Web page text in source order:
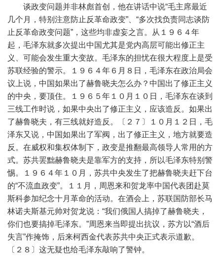
谈政变问题并非林彪首创，他在讲话中说“毛主席最近
几个月，特别注意防止反革命政变”、“多次找负责同志谈防
止反革命政变问题”，这些均非虚妄之言。从１９６４年
起，毛泽东就多次提出中国尤其是党内高层可能出修正主
义、可能会发生重大变故。毛泽东的担忧在很大程度上是受
苏联经验的警示。１９６４年６月８日，毛泽东在政治局会
议上说，中国如果出了赫鲁晓夫怎么办？中国出了修正主义
的中央，要顶住。１９６５年１０月１０日，毛泽东在谈到
三线工作时说，如果中央出了修正主义，应该造反。如果出
了赫鲁晓夫，有三线就好造反。〔２７〕１０月１２日，毛
泽东又说，中国如果出了军阀，出了修正主义，地方就要造
反。在威权和集权体制下，政变是推翻最高领导人常用的方
式。苏共罢黜赫鲁晓夫是靠军方的支持，所以毛泽东特别警
惕。１９６４年１０月，苏共中央发生了把赫鲁晓夫赶下台
的“不流血政变”。１１月，周恩来和贺龙率中国代表团赴莫
斯科参加纪念十月革命的活动。在酒会上，苏联国防部长马
林诺夫斯基元帅对贺龙说：“我们俄国人搞掉了赫鲁晓夫，
你们也要搞掉毛泽东。”周恩来当即提出抗议，苏方以“酒后
失言”作掩饰，后来柯西金代表苏共中央正式表示道歉。
〔２８〕这无疑也给毛泽东敲响了警钟。